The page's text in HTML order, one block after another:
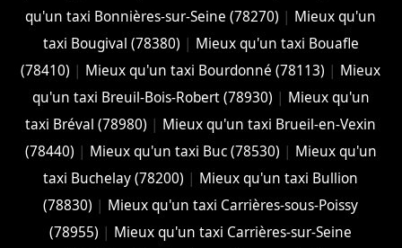
qu'un taxi Bonnières-sur-Seine (78270) | Mieux qu'un
taxi Bougival (78380) | Mieux qu'un taxi Bouafle
(78410) | Mieux qu'un taxi Bourdonné (78113) | Mieux
qu'un taxi Breuil-Bois-Robert (78930) | Mieux qu'un
taxi Bréval (78980) | Mieux qu'un taxi Brueil-en-Vexin
(78440) | Mieux qu'un taxi Buc (78530) | Mieux qu'un
taxi Buchelay (78200) | Mieux qu'un taxi Bullion
(78830) | Mieux qu'un taxi Carrières-sous-Poissy
(78955) | Mieux qu'un taxi Carrières-sur-Seine